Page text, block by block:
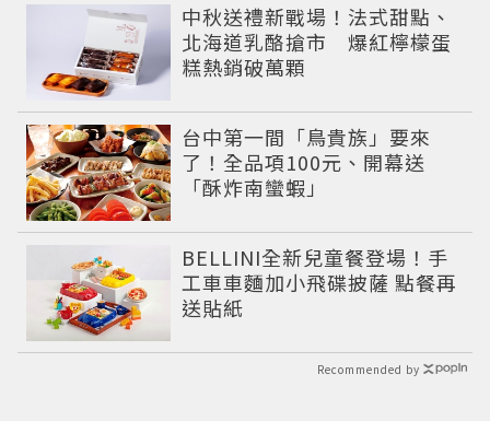
中秋送禮新戰場！法式甜點、
北海道乳酪搶市 爆紅檸檬蛋
糕熱銷破萬顆
台中第一間「鳥貴族」要來
了！全品項100元、開幕送
「酥炸南蠻蝦」
BELLINI全新兒童餐登場！手
工車車麵加小飛碟披薩 點餐再
送貼紙
Recommended by